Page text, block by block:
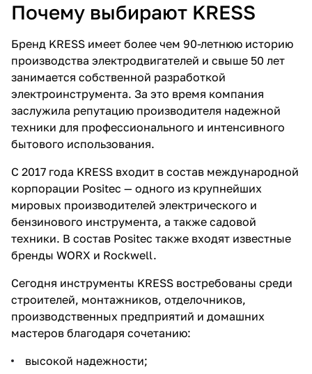
Почему выбирают KRESS
Бренд KRESS имеет более чем 90-летнюю историю
производства электродвигателей и свыше 50 лет
занимается собственной разработкой
электроинструмента. За это время компания
заслужила репутацию производителя надежной
техники для профессионального и интенсивного
бытового использования.
С 2017 года KRESS входит в состав международной
корпорации Positec — одного из крупнейших
мировых производителей электрического и
бензинового инструмента, а также садовой
техники. В состав Positec также входят известные
бренды WORX и Rockwell.
Сегодня инструменты KRESS востребованы среди
строителей, монтажников, отделочников,
производственных предприятий и домашних
мастеров благодаря сочетанию:
высокой надежности;
раз в 2 недели